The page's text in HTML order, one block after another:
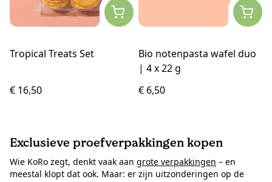
Tropical Treats Set
€ 16,50
Bio notenpasta wafel duo
| 4 x 22 g
€ 6,50
Exclusieve proefverpakkingen kopen
Wie KoRo zegt, denkt vaak aan grote verpakkingen – en
meestal klopt dat ook. Maar: er zijn uitzonderingen op de